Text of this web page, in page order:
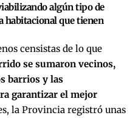
algún tipo de
habitacional que tienen
censistas de lo que
se sumaron vecinos,
barrios y las
garantizar el mejor
la Provincia registró unas